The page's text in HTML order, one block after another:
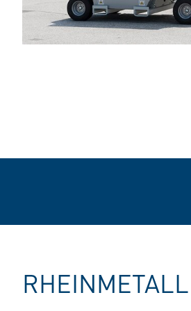
RHEINMETALL